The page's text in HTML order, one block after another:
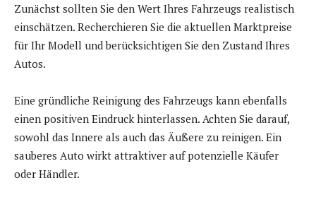
Zunächst sollten Sie den Wert Ihres Fahrzeugs realistisch
einschätzen. Recherchieren Sie die aktuellen Marktpreise
für Ihr Modell und berücksichtigen Sie den Zustand Ihres
Autos.
Eine gründliche Reinigung des Fahrzeugs kann ebenfalls
einen positiven Eindruck hinterlassen. Achten Sie darauf,
sowohl das Innere als auch das Äußere zu reinigen. Ein
sauberes Auto wirkt attraktiver auf potenzielle Käufer
oder Händler.